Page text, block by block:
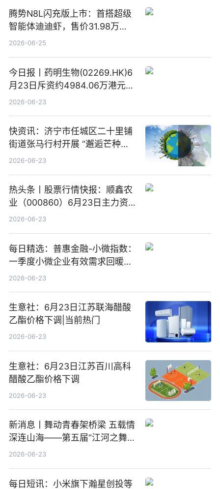
腾势N8L闪充版上市：首搭超级
智能体迪迪虾，售价31.98万
元-34.98万元 焦点日报
2026-06-25
今日报丨药明生物(02269.HK)6
月23日斥资约4984.06万港元回
购160.50万股
2026-06-23
快资讯：济宁市任城区二十里铺
街道张马行村开展 “邂逅芒种节
气 传承农耕文化” 宣传活动
2026-06-23
热头条丨股票行情快报：顺鑫农
业（000860）6月23日主力资
金净卖出388.22万元
2026-06-23
每日精选：普惠金融-小微指数：
一季度小微企业有效需求回暖，
金融服务迈向可持续发展新阶段
2026-06-23
生意社：6月23日江苏联海醋酸
乙酯价格下调|当前热门
2026-06-23
生意社：6月23日江苏百川高科
醋酸乙酯价格下调
2026-06-23
新消息丨舞动青春架桥梁 五载情
深连山海——第五届“江河之舞”
中美青少年文化交流展演在镇江
2026-06-23
每日短讯：小米旗下瀚星创投等